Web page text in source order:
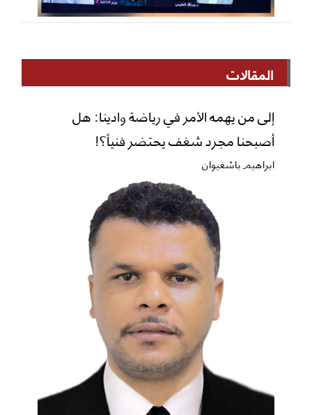
المقالات
إلى من يهمه الأمر في رياضة وادينا: هل
أصبحنا مجرد شغف يحتضر فنياً؟!
ابراهيم باشغيوان